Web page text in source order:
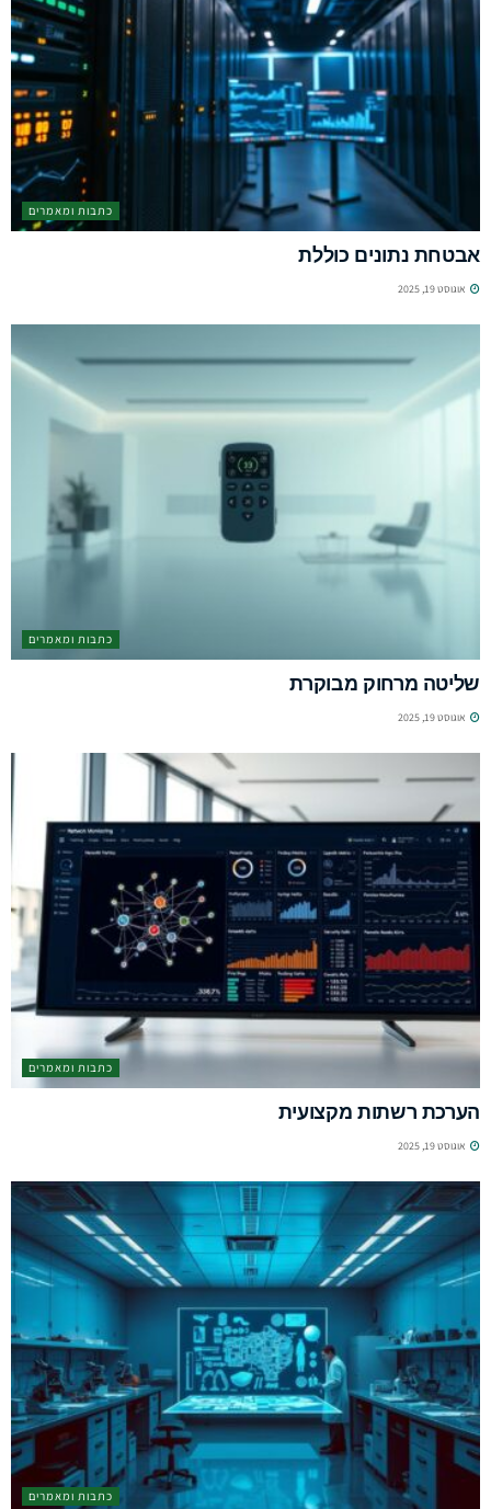
כתבות ומאמרים
אבטחת נתונים כוללת
אוגוסט 19, 2025
כתבות ומאמרים
שליטה מרחוק מבוקרת
אוגוסט 19, 2025
כתבות ומאמרים
הערכת רשתות מקצועית
אוגוסט 19, 2025
כתבות ומאמרים